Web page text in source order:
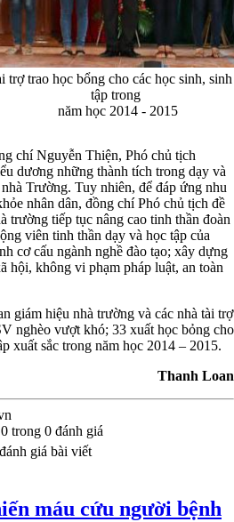
trợ trao học bổng cho các học sinh,
tập trong
​ năm học 2014 - 2015
chí Nguyễn Thiện, Phó chủ tịch
dương những thành tích trong dạy và
Trường. Tuy nhiên, để đáp ứng nhu
nhân dân, đồng chí Phó chủ tịch đề
trường tiếp tục nâng cao tinh thần đoàn
viên tinh thần dạy và học tập của
cơ cấu ngành nghề đào tạo; xây dựng
hội, không vi phạm pháp luật, an toàn
giám hiệu nhà trường và các nhà tài trợ
nghèo vượt khó; 33 xuất học bỏng cho
xuất sắc trong năm học 2014 – 2015.
Thanh Loan
0 trong 0 đánh giá
giá bài viết
máu cứu người bệnh